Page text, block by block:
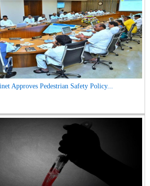
Approves Pedestrian Safety Policy...